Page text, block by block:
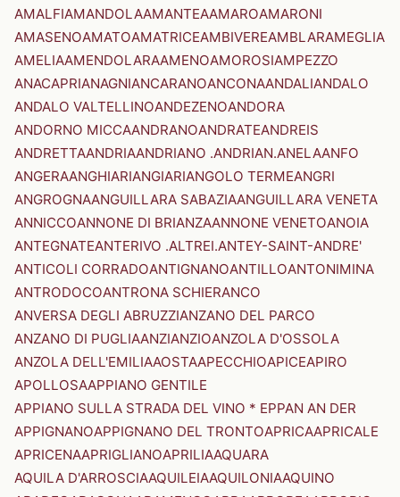
AMALFIAMANDOLAAMANTEAAMAROAMARONI
AMASENOAMATOAMATRICEAMBIVEREAMBLARAMEGLIA
AMELIAAMENDOLARAAMENOAMOROSIAMPEZZO
ANACAPRIANAGNIANCARANOANCONAANDALIANDALO
ANDALO VALTELLINOANDEZENOANDORA
ANDORNO MICCAANDRANOANDRATEANDREIS
ANDRETTAANDRIAANDRIANO .ANDRIAN.ANELAANFO
ANGERAANGHIARIANGIARIANGOLO TERMEANGRI
ANGROGNAANGUILLARA SABAZIAANGUILLARA VENETA
ANNICCOANNONE DI BRIANZAANNONE VENETOANOIA
ANTEGNATEANTERIVO .ALTREI.ANTEY-SAINT-ANDRE'
ANTICOLI CORRADOANTIGNANOANTILLOANTONIMINA
ANTRODOCOANTRONA SCHIERANCO
ANVERSA DEGLI ABRUZZIANZANO DEL PARCO
ANZANO DI PUGLIAANZIANZIOANZOLA D'OSSOLA
ANZOLA DELL'EMILIAAOSTAAPECCHIOAPICEAPIRO
APOLLOSAAPPIANO GENTILE
APPIANO SULLA STRADA DEL VINO * EPPAN AN DER
APPIGNANOAPPIGNANO DEL TRONTOAPRICAAPRICALE
APRICENAAPRIGLIANOAPRILIAAQUARA
AQUILA D'ARROSCIAAQUILEIAAQUILONIAAQUINO